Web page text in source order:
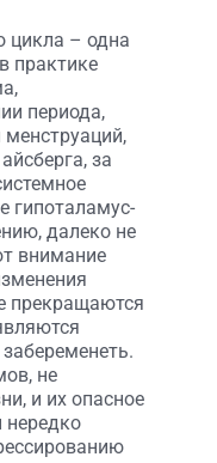
цикла – одна
практике
периода,
менструаций,
за
гипоталамус-
далеко не
внимание
прекращаются
не
и их опасное